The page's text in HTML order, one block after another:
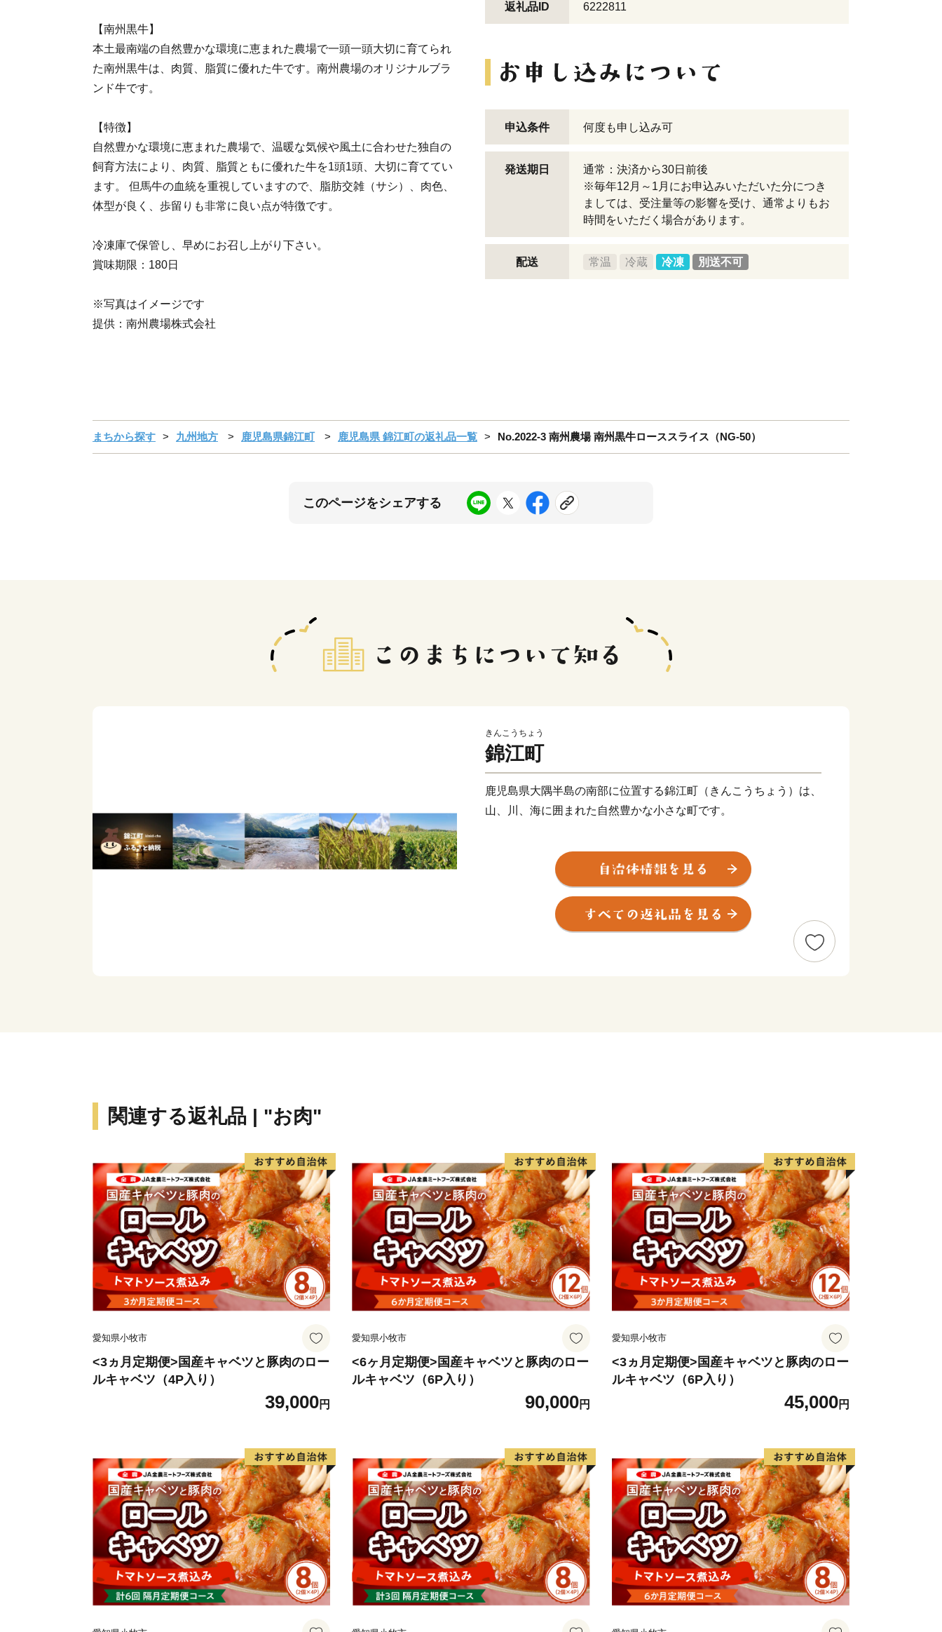
【南州黒牛】
本土最南端の自然豊かな環境に恵まれた農場で一頭一頭大切に育てられ
た南州黒牛は、肉質、脂質に優れた牛です。南州農場のオリジナルブラ
ンド牛です。
【特徴】
自然豊かな環境に恵まれた農場で、温暖な気候や風土に合わせた独自の
飼育方法により、肉質、脂質ともに優れた牛を1頭1頭、大切に育ててい
ます。 但馬牛の血統を重視していますので、脂肪交雑（サシ）、肉色、
体型が良く、歩留りも非常に良い点が特徴です。
冷凍庫で保管し、早めにお召し上がり下さい。
賞味期限：180日
※写真はイメージです
提供：南州農場株式会社
返礼品ID 6222811
申込条件 何度も申し込み可
発送期日
通常：決済から30日前後
※毎年12月～1月にお申込みいただいた分につき
ましては、受注量等の影響を受け、通常よりもお
時間をいただく場合があります。
配送 常温 冷蔵 冷凍 別送不可
まちから探す 九州地方 鹿児島県錦江町 鹿児島県 錦江町の返礼品一覧 No.2022-3 南州農場 南州黒牛ローススライス（NG-50）
このページをシェアする
きんこうちょう
錦江町
鹿児島県大隅半島の南部に位置する錦江町（きんこうちょう）は、
山、川、海に囲まれた自然豊かな小さな町です。
【 豊かな自然が育む「食の宝庫」】
海沿いから山手まで標高差がある地形を活かした農業・水産業・畜
産業が盛んです。野菜や果物、質の高いお肉、新鮮な海の幸、そし
てお米にいたるまで、食卓に並ぶほとんどの食材が町内で生産され
みなさまからいただく温かい寄付金は、この町の未来を担う人づく
りや、持続可能な地域づくりのために大切に活用させていただきま
す。
＝＝＝＝＝＝＝＝＝＝＝＝＝＝＝＝＝＝＝＝＝
※錦江町は、ふるさと納税に関する事務を株式会社エーゼログルー
プに委託しています。
お寄せいただきました個人情報は、錦江町および錦江町が委託する
であり、それ以外の目的で使用するものではありません。
※ご寄附をいただいた方には、錦江町より重要なお知らせやおすす
め情報などをメールでご連絡する場合があります。
TEL：050-8894-0563（ふるさと納税専用窓口）
Mail：furusato-kinko@a-zero.co.jp
営業時間：9:00～17:00
土日祝日・年末年始休み
＝＝＝＝＝＝＝＝＝＝＝＝＝＝＝＝＝＝＝＝＝
関連する返礼品 | "お肉"
愛知県小牧市
<3ヵ月定期便>国産キャベツと豚肉のロー
ルキャベツ（4P入り）
39,000円
愛知県小牧市
<6ヶ月定期便>国産キャベツと豚肉のロー
ルキャベツ（6P入り）
90,000円
愛知県小牧市
<3ヵ月定期便>国産キャベツと豚肉のロー
ルキャベツ（6P入り）
45,000円